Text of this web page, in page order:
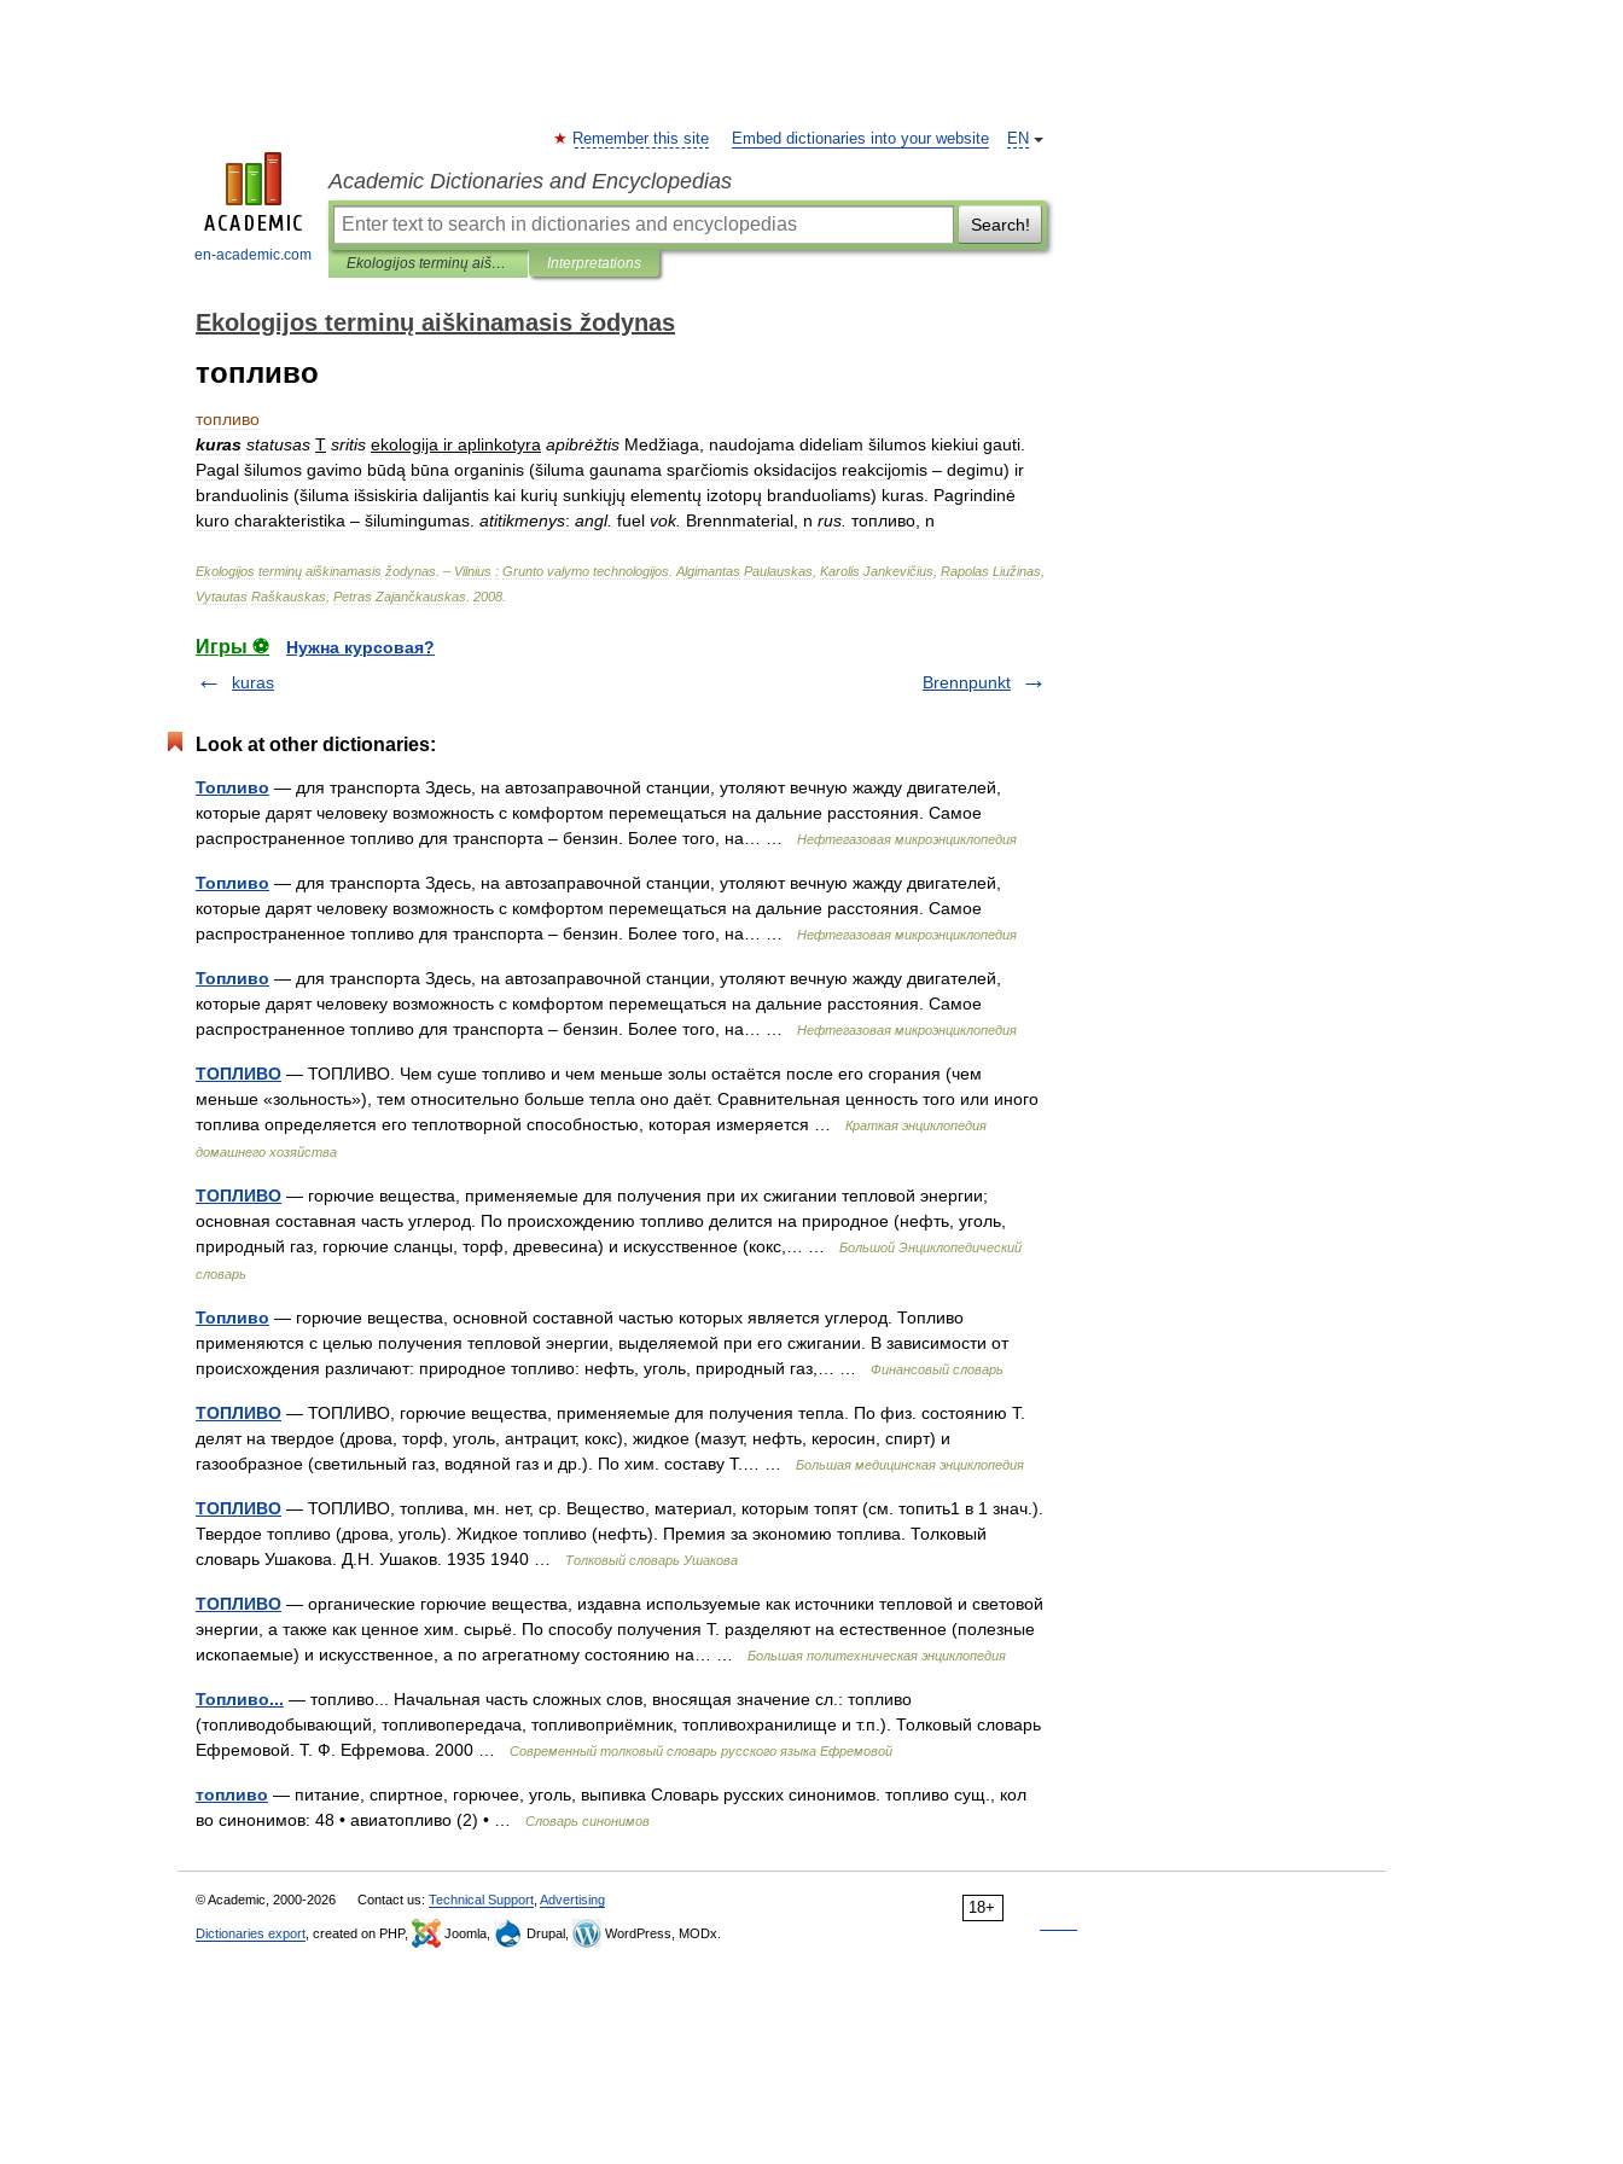
en-academic.com
EN
Remember this site Embed dictionaries into your website
Academic Dictionaries and Encyclopedias
Search!
Ekologijos terminų aiškinamasis žodynas Interpretations
Ekologijos terminų aiškinamasis žodynas
топливо
топливо
kuras statusas T sritis ekologija ir aplinkotyra apibrėžtis Medžiaga naudojama dideliam šilumos kiekiui gauti
Pagal šilumos gavimo būdą būna organinis (šiluma gaunama sparčiomis oksidacijos reakcijomis – degimu) ir
branduolinis (šiluma išsiskiria dalijantis kai kurių sunkiųjų elementų izotopų branduoliams) kuras Pagrindinė
kuro charakteristika – šilumingumas atitikmenys: angl. fuel vok. Brennmaterial n rus топливо n
Ekologijos terminų aiškinamasis žodynas . – Vilnius : Grunto valymo technologijos Algimantas Paulauskas Karolis Jankevičius Rapolas Liužinas
Vytautas Raškauskas Petras Zajančkauskas 2008
Игры ⚽
Нужна курсовая?
kuras
Brennpunkt
Look at other dictionaries:
Топливо — для транспорта Здесь, на автозаправочной станции, утоляют вечную жажду двигателей,
которые дарят человеку возможность с комфортом перемещаться на дальние расстояния. Самое
распространенное топливо для транспорта – бензин. Более того, на… …
Нефтегазовая микроэнциклопедия
Топливо — для транспорта Здесь, на автозаправочной станции, утоляют вечную жажду двигателей,
которые дарят человеку возможность с комфортом перемещаться на дальние расстояния. Самое
распространенное топливо для транспорта – бензин. Более того, на… …
Нефтегазовая микроэнциклопедия
Топливо — для транспорта Здесь, на автозаправочной станции, утоляют вечную жажду двигателей,
которые дарят человеку возможность с комфортом перемещаться на дальние расстояния. Самое
распространенное топливо для транспорта – бензин. Более того, на… …
Нефтегазовая микроэнциклопедия
ТОПЛИВО — ТОПЛИВО. Чем суше топливо и чем меньше золы остаётся после его сгорания (чем
меньше «зольность»), тем относительно больше тепла оно даёт. Сравнительная ценность того или иного
топлива определяется его теплотворной способностью, которая измеряется …
Краткая энциклопедия
домашнего хозяйства
ТОПЛИВО — горючие вещества, применяемые для получения при их сжигании тепловой энергии;
основная составная часть углерод. По происхождению топливо делится на природное (нефть, уголь,
природный газ, горючие сланцы, торф, древесина) и искусственное (кокс,… …
Большой Энциклопедический
словарь
Топливо — горючие вещества, основной составной частью которых является углерод. Топливо
применяются с целью получения тепловой энергии, выделяемой при его сжигании. В зависимости от
происхождения различают: природное топливо: нефть, уголь, природный газ,… …
Финансовый словарь
ТОПЛИВО — ТОПЛИВО, горючие вещества, применяемые для получения тепла. По физ. состоянию Т.
делят на твердое (дрова, торф, уголь, антрацит, кокс), жидкое (мазут, нефть, керосин, спирт) и
газообразное (светильный газ, водяной газ и др.). По хим. составу Т.… …
Большая медицинская энциклопедия
ТОПЛИВО — ТОПЛИВО, топлива, мн. нет, ср. Вещество, материал, которым топят (см. топить1 в 1 знач.).
Твердое топливо (дрова, уголь). Жидкое топливо (нефть). Премия за экономию топлива. Толковый
словарь Ушакова. Д.Н. Ушаков. 1935 1940 …
Толковый словарь Ушакова
ТОПЛИВО — органические горючие вещества, издавна используемые как источники тепловой и световой
энергии, а также как ценное хим. сырьё. По способу получения Т. разделяют на естественное (полезные
ископаемые) и искусственное, а по агрегатному состоянию на… …
Большая политехническая энциклопедия
Топливо... — топливо... Начальная часть сложных слов, вносящая значение сл.: топливо
(топливодобывающий, топливопередача, топливоприёмник, топливохранилище и т.п.). Толковый словарь
Ефремовой. Т. Ф. Ефремова. 2000 …
Современный толковый словарь русского языка Ефремовой
топливо — питание, спиртное, горючее, уголь, выпивка Словарь русских синонимов. топливо сущ., кол
во синонимов: 48 • авиатопливо (2) • …
Словарь синонимов
18+
© Academic, 2000-2026 Contact us: Technical Support Advertising
Dictionaries export , created on PHP, Joomla, Drupal, WordPress, MODx.